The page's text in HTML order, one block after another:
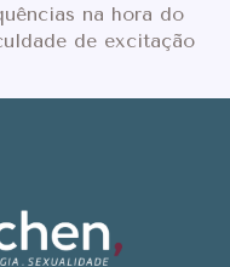
na hora do
de excitação